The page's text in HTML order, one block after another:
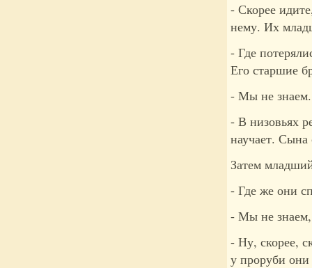
- Скорее
нему. Их
- Где
Его старшие
- Мы не
- В низовьях
научает. Сына
Затем
- Где же они
- Мы не знаем,
- Ну, скорее,
у проруби они